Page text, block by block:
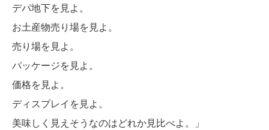
デパ地下を見よ。
お土産物売り場を見よ。
売り場を見よ。
パッケージを見よ。
価格を見よ。
ディスプレイを見よ。
美味しく見えそうなのはどれか見比べよ。」